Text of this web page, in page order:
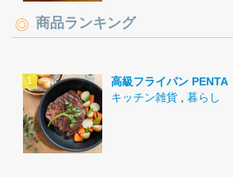
商品ランキング
高級フライパン PENTA
キッチン雑貨
暮らし